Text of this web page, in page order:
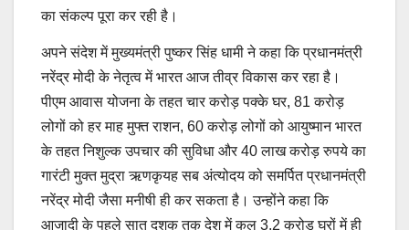
का संकल्प पूरा कर रही है।
अपने संदेश में मुख्यमंत्री पुष्कर सिंह धामी ने कहा कि प्रधानमंत्री
नरेंद्र मोदी के नेतृत्व में भारत आज तीव्र विकास कर रहा है।
पीएम आवास योजना के तहत चार करोड़ पक्के घर, 81 करोड़
लोगों को हर माह मुफ्त राशन, 60 करोड़ लोगों को आयुष्मान भारत
के तहत निशुल्क उपचार की सुविधा और 40 लाख करोड़ रुपये का
गारंटी मुक्त मुद्रा ऋणकृयह सब अंत्योदय को समर्पित प्रधानमंत्री
नरेंद्र मोदी जैसा मनीषी ही कर सकता है। उन्होंने कहा कि
आजादी के पहले सात दशक तक देश में कुल 3.2 करोड़ घरों में ही